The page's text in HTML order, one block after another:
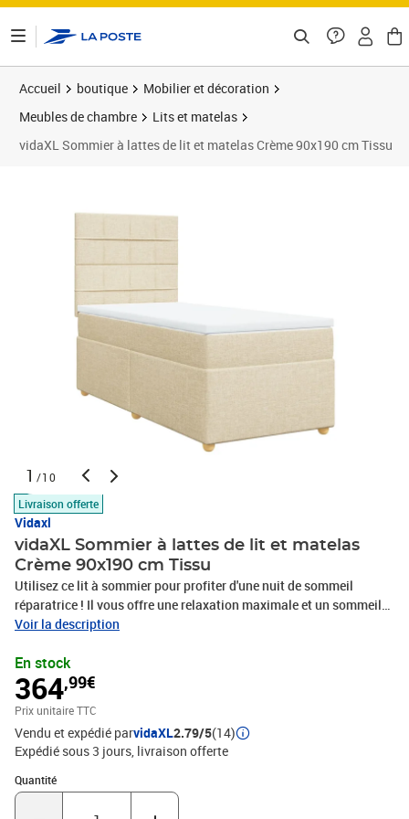
Accueil boutique
Mobilier et décoration
Meubles de chambre
Lits et matelas
vidaXL Sommier à lattes de lit et matelas Crème 90x190 cm Tissu
1 /10
Livraison offerte
Vidaxl
vidaXL Sommier à lattes de lit et matelas
Crème 90x190 cm Tissu
Utilisez ce lit à sommier pour profiter d'une nuit de sommeil
réparatrice ! Il vous offre une relaxation maximale et un sommeil
agréable. Matériau doux et durable : le tissu en polyester allie
une convivialité ultimes.Matelas à ressorts ensachés : ce matelas
à ressorts ensachés comporte des ressorts ensachés individuels
qui fonctionnent indépendamment pour offrir un soutien
personnalisé en réagissant uniquement à la pression exercée dans
chaque zone. Cette conception empêche « l'enroulement » et réduit
le transfert de mouvement par rapport aux matelas traditionnels à
ressorts ouverts. Chaque ressort ensaché soutient le corps
individuellement.Tête de lit réglable en hauteur : la tête de lit est
Voir la description
En stock
364,99€
Prix unitaire TTC
Vendu et expédié parvidaXL2.79/5(14)
Expédié sous 3 jours livraison offerte
Quantité
Quantité : 1